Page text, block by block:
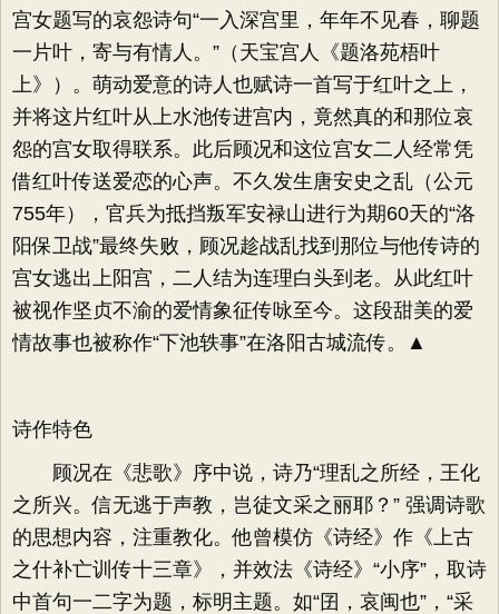
宫女题写的哀怨诗句“一入深宫里，年年不见春，聊题
一片叶，寄与有情人。”（天宝宫人《题洛苑梧叶
上》）。萌动爱意的诗人也赋诗一首写于红叶之上，
并将这片红叶从上水池传进宫内，竟然真的和那位哀
怨的宫女取得联系。此后顾况和这位宫女二人经常凭
借红叶传送爱恋的心声。不久发生唐安史之乱（公元
755年），官兵为抵挡叛军安禄山进行为期60天的“洛
阳保卫战”最终失败，顾况趁战乱找到那位与他传诗的
宫女逃出上阳宫，二人结为连理白头到老。从此红叶
被视作坚贞不渝的爱情象征传咏至今。这段甜美的爱
情故事也被称作“下池轶事”在洛阳古城流传。▲
诗作特色
顾况在《悲歌》序中说，诗乃“理乱之所经，王化
之所兴。信无逃于声教，岂徒文采之丽耶？” 强调诗歌
的思想内容，注重教化。他曾模仿《诗经》作《上古
之什补亡训传十三章》，并效法《诗经》“小序”，取诗
中首句一二字为题，标明主题。如“囝，哀闽也”，“采